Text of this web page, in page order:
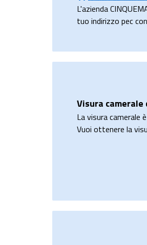
L'azienda
tuo indirizzo pec
Visura camerale
La visura
Vuoi ottenere la